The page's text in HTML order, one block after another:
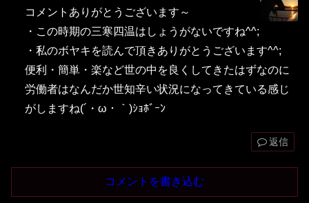
コメントありがとうございます～
・この時期の三寒四温はしょうがないですね^^;
・私のボヤキを読んで頂きありがとうございます^^;
便利・簡単・楽など世の中を良くしてきたはずなのに
労働者はなんだか世知辛い状況になってきている感じ
がしますね(´・ω・｀)ｼｮﾎﾞｰﾝ
返信
コメントを書き込む